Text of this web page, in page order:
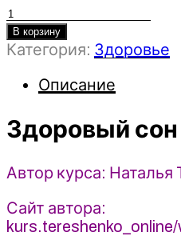
Количество
товара
Здоровый
-
Наталья
В корзину
Категория: Здоровье
Описание
Здоровый сон
Автор курса:
Сайт автора: